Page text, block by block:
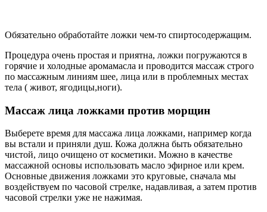
Обязательно обработайте ложки чем-то спиртосодержащим.
Процедура очень простая и приятна, ложки погружаются в
горячие и холодные аромамасла и проводится массаж строго
по массажным линиям шее, лица или в проблемных местах
тела ( живот, ягодицы,ноги).
Массаж лица ложками против морщин
Выберете время для массажа лица ложками, например когда
вы встали и приняли душ. Кожа должна быть обязательно
чистой, лицо очищено от косметики. Можно в качестве
массажной основы использовать масло эфирное или крем.
Основные движения ложками это круговые, сначала мы
воздействуем по часовой стрелке, надавливая, а затем против
часовой стрелки уже не нажимая.